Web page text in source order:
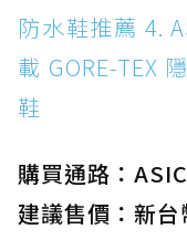
防水鞋推薦 4.
載 GORE-TEX
鞋
購買通路：
建議售價：新